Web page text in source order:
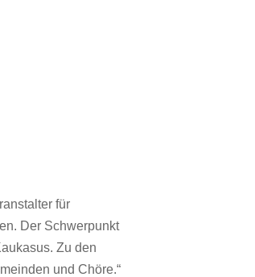
für
Der Schwerpunkt
Zu den
und Chöre.“